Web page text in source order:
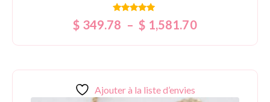
Note
5.00
$ 349.78 – $ 1,581.70
Ajouter à la liste d’envies